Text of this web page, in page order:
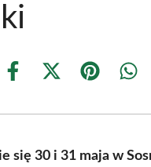
Share
Share
(Twitter)
Share
się 30 i 31 maja w